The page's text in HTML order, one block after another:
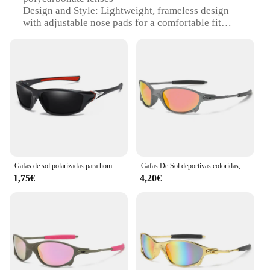
Design and Style: Lightweight, frameless design
with adjustable nose pads for a comfortable fit
Parts and Accessories: Includes a microfiber
cleaning cloth and a protective case
Applicable People: Suitable for both men and
women, with a universal fit
**Optimal Visibility and Protection**
resistance, ensuring your vision remains clear even
during the most intense rides. The frameless design
not only enhances your field of view but also
Gafas de sol polarizadas para hombre y mujer, lentes de sol polarizadas para deportes al aire libre, ciclismo, pesca, correr
1,75€
Gafas De Sol deportivas coloridas, gafas De Sol UV400, gafas De Sol a prueba De viento para hombres y mujeres, gafas De Sol Retro masculinas
4,20€